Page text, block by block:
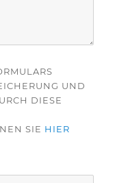
UND
DIESE
SIE HIER